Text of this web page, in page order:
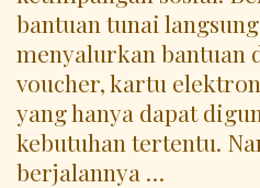
bantuan tunai
menyalurkan bantuan
voucher, kartu
yang hanya dapat
kebutuhan tertentu.
berjalannya …